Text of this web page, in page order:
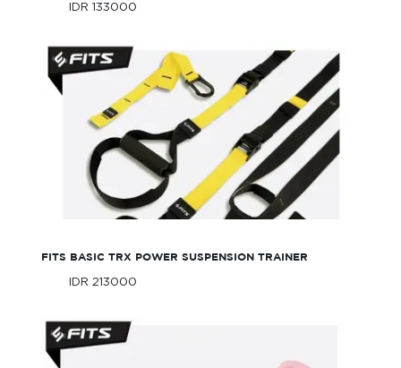
IDR 133000
IDR 133000
FITS BASIC TRX POWER SUSPENSION TRAINER
IDR 213000
FITS Basic TRX Power Suspension Trainer
IDR 213000